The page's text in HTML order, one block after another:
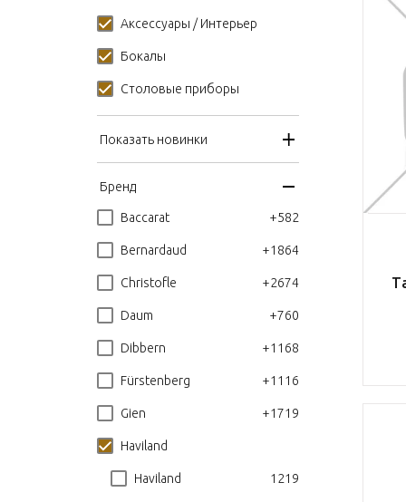
Аксессуары / Интерьер
Бокалы
Столовые приборы
Показать новинки
Бренд
Baccarat +582
Bernardaud +1864
Christofle +2674
Daum +760
Dibbern +1168
Fürstenberg +1116
Gien +1719
Haviland
Haviland 1219